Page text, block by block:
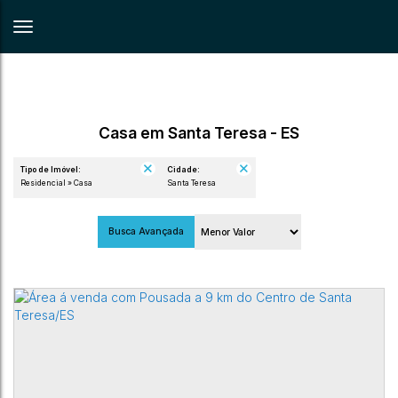
Casa em Santa Teresa - ES
Tipo de Imóvel:
Residencial » Casa
Cidade:
Santa Teresa
Busca Avançada